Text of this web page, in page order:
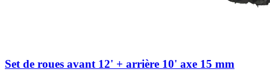
Set de roues avant 12' + arrière 10' axe 15 mm